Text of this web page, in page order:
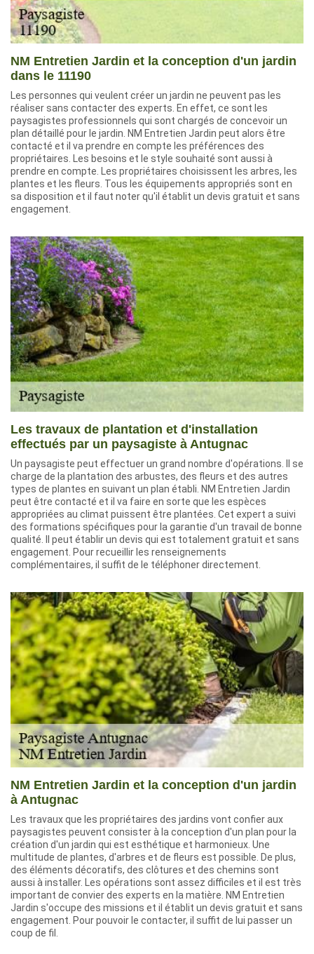
NM Entretien Jardin et la conception d'un jardin
dans le 11190
Les personnes qui veulent créer un jardin ne peuvent pas les
réaliser sans contacter des experts. En effet, ce sont les
paysagistes professionnels qui sont chargés de concevoir un
plan détaillé pour le jardin. NM Entretien Jardin peut alors être
contacté et il va prendre en compte les préférences des
propriétaires. Les besoins et le style souhaité sont aussi à
prendre en compte. Les propriétaires choisissent les arbres, les
plantes et les fleurs. Tous les équipements appropriés sont en
sa disposition et il faut noter qu'il établit un devis gratuit et sans
engagement.
Les travaux de plantation et d'installation
effectués par un paysagiste à Antugnac
Un paysagiste peut effectuer un grand nombre d'opérations. Il se
charge de la plantation des arbustes, des fleurs et des autres
types de plantes en suivant un plan établi. NM Entretien Jardin
peut être contacté et il va faire en sorte que les espèces
appropriées au climat puissent être plantées. Cet expert a suivi
des formations spécifiques pour la garantie d'un travail de bonne
qualité. Il peut établir un devis qui est totalement gratuit et sans
engagement. Pour recueillir les renseignements
complémentaires, il suffit de le téléphoner directement.
NM Entretien Jardin et la conception d'un jardin
à Antugnac
Les travaux que les propriétaires des jardins vont confier aux
paysagistes peuvent consister à la conception d'un plan pour la
création d'un jardin qui est esthétique et harmonieux. Une
multitude de plantes, d'arbres et de fleurs est possible. De plus,
des éléments décoratifs, des clôtures et des chemins sont
aussi à installer. Les opérations sont assez difficiles et il est très
important de convier des experts en la matière. NM Entretien
Jardin s'occupe des missions et il établit un devis gratuit et sans
engagement. Pour pouvoir le contacter, il suffit de lui passer un
coup de fil.